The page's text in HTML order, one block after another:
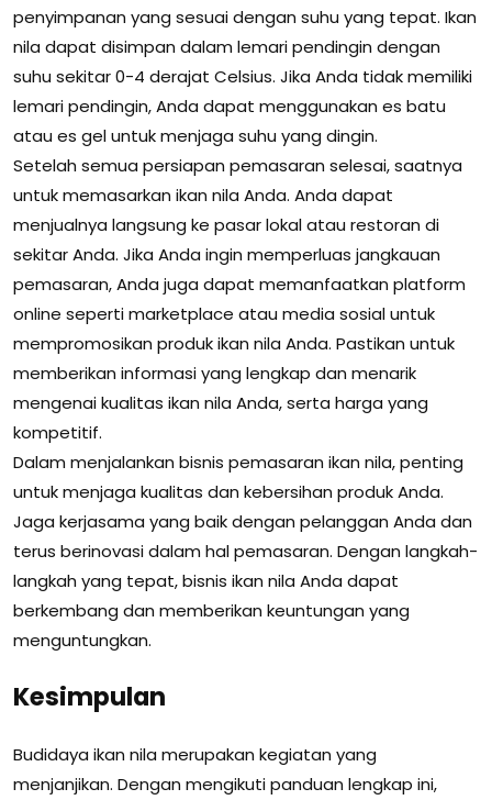
penyimpanan yang sesuai dengan suhu yang tepat. Ikan
nila dapat disimpan dalam lemari pendingin dengan
suhu sekitar 0-4 derajat Celsius. Jika Anda tidak memiliki
lemari pendingin, Anda dapat menggunakan es batu
atau es gel untuk menjaga suhu yang dingin.
Setelah semua persiapan pemasaran selesai, saatnya
untuk memasarkan ikan nila Anda. Anda dapat
menjualnya langsung ke pasar lokal atau restoran di
sekitar Anda. Jika Anda ingin memperluas jangkauan
pemasaran, Anda juga dapat memanfaatkan platform
online seperti marketplace atau media sosial untuk
mempromosikan produk ikan nila Anda. Pastikan untuk
memberikan informasi yang lengkap dan menarik
mengenai kualitas ikan nila Anda, serta harga yang
kompetitif.
Dalam menjalankan bisnis pemasaran ikan nila, penting
untuk menjaga kualitas dan kebersihan produk Anda.
Jaga kerjasama yang baik dengan pelanggan Anda dan
terus berinovasi dalam hal pemasaran. Dengan langkah-
langkah yang tepat, bisnis ikan nila Anda dapat
berkembang dan memberikan keuntungan yang
menguntungkan.
Kesimpulan
Budidaya ikan nila merupakan kegiatan yang
menjanjikan. Dengan mengikuti panduan lengkap ini,